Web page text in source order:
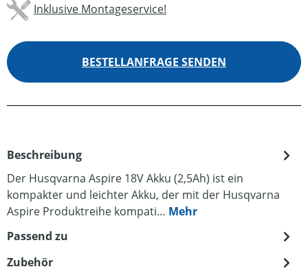
Inklusive Montageservice!
BESTELLANFRAGE SENDEN
Beschreibung
Der Husqvarna Aspire 18V Akku (2,5Ah) ist ein
kompakter und leichter Akku, der mit der Husqvarna
Aspire Produktreihe kompati… Mehr
Passend zu
Zubehör